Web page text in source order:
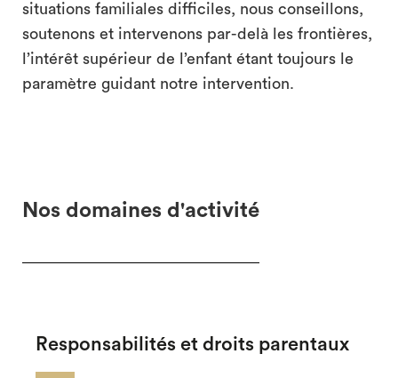
situations familiales difficiles, nous conseillons,
soutenons et intervenons par-delà les frontières,
l’intérêt supérieur de l’enfant étant toujours le
paramètre guidant notre intervention.
Nos domaines d'activité
Responsabilités et droits parentaux